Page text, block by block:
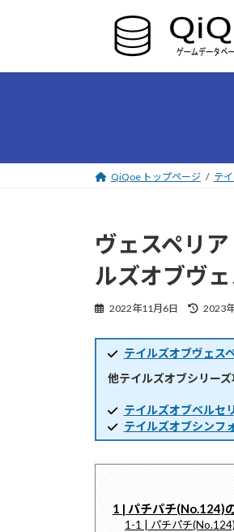
ツ
シ
QiQoe トップページ テ
ヴェスペリ
ルズオブヴェ
2022年11月6日
最
新
日
時
2023
テイルズオブヴェス
他テイルズオブシリー
テイルズオブベルセ
テイルズオブシンフ
1 | パチパチ(No.124)
1-1 | パチパチ